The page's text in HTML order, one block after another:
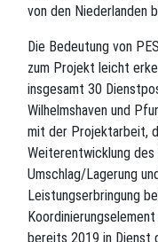
von den Niederlanden
Die Bedeutung von
zum Projekt leicht
insgesamt 30
Wilhelmshaven und
mit der Projektarbeit,
Weiterentwicklung
Umschlag/Lagerung
Leistungserbringung
bereits 2019 in Dienst